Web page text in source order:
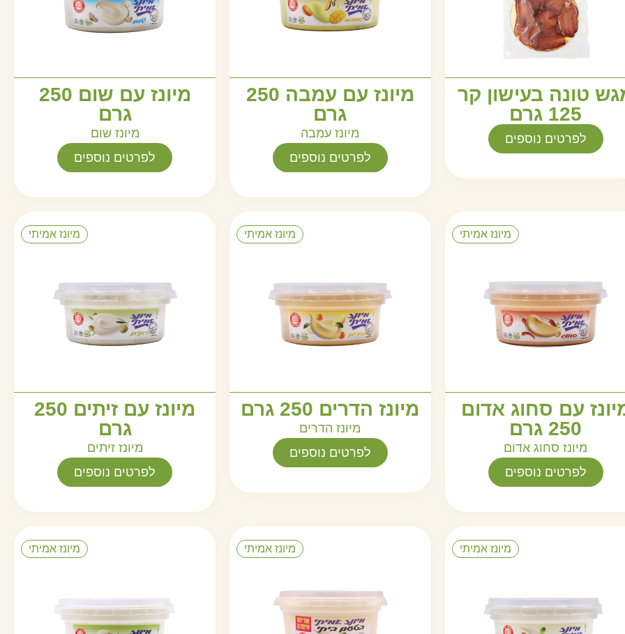
טונה בעישון קר
125 גרם
לפרטים נוספים
מיונז עם עמבה 250
גרם
מיונז עמבה
לפרטים נוספים
מיונז עם שום 250
גרם
מיונז שום
לפרטים נוספים
מיונז אמיתי
עם סחוג אדום
250 גרם
מיונז סחוג אדום
לפרטים נוספים
מיונז אמיתי
מיונז הדרים 250 גרם
מיונז הדרים
לפרטים נוספים
מיונז אמיתי
מיונז עם זיתים 250
גרם
מיונז זיתים
לפרטים נוספים
מיונז אמיתי מיונז אמיתי מיונז אמיתי